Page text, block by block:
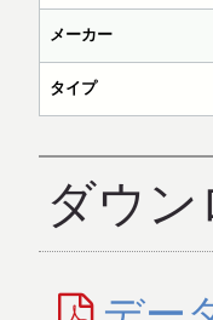
メーカー
タイプ
ダウン